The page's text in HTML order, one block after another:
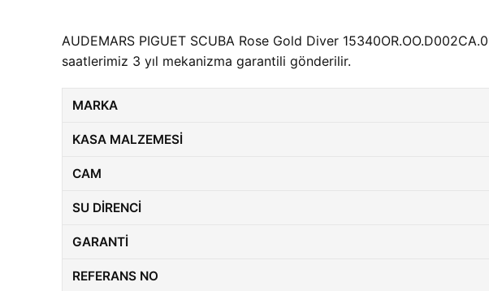
AUDEMARS PIGUET SCUBA Rose Gold Diver
saatlerimiz 3 yıl mekanizma garantili gönderilir.
MARKA
KASA MALZEMESI
CAM
SU DIRENCI
GARANTI
REFERANS NO